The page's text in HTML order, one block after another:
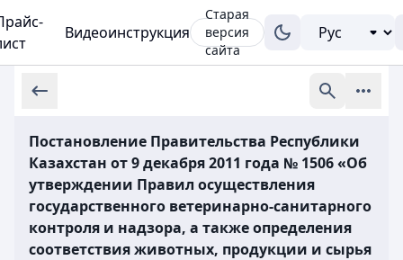
Видеоинструкция
Старая
версия
сайта
Постановление Правительства Республики
Казахстан от 9 декабря 2011 года № 1506 «Об
утверждении Правил осуществления
государственного ветеринарно-санитарного
контроля и надзора, а также определения
соответствия животных, продукции и сырья